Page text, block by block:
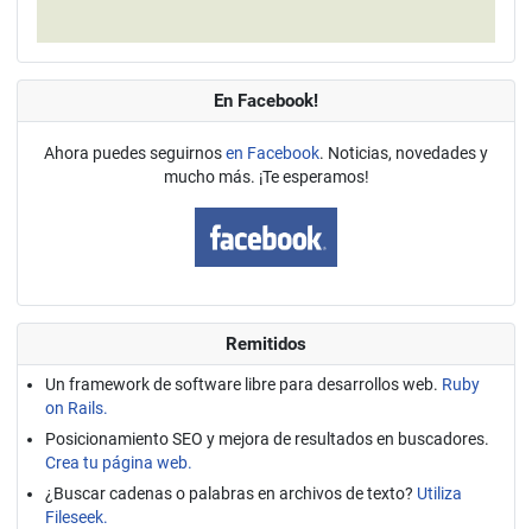
En Facebook!
Ahora puedes seguirnosen Facebook. Noticias, novedades y
mucho más. ¡Te esperamos!
Remitidos
Un framework de software libre para desarrollos web. Ruby
on Rails.
Posicionamiento SEO y mejora de resultados en buscadores.
Crea tu página web.
¿Buscar cadenas o palabras en archivos de texto? Utiliza
Fileseek.